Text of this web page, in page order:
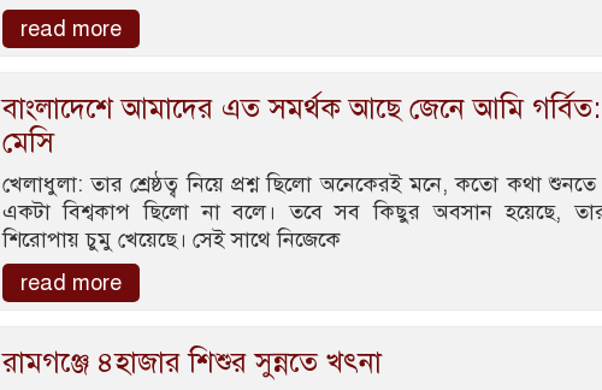
read more
বাংলাদেশে আমাদের এত সমর্থক আছে জেনে আমি গর্বিত:
মেসি
খেলাধুলা: তার শ্রেষ্ঠত্ব নিয়ে প্রশ্ন ছিলো অনেকেরই মনে, কতো কথা শুনতে
একটা বিশ্বকাপ ছিলো না বলে। তবে সব কিছুর অবসান হয়েছে,
শিরোপায় চুমু খেয়েছে। সেই সাথে নিজেকে
read more
রামগঞ্জে ৪হাজার শিশুর সুন্নতে খৎনা